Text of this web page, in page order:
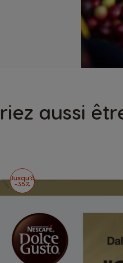
aussi
Jusqu’à
-35%